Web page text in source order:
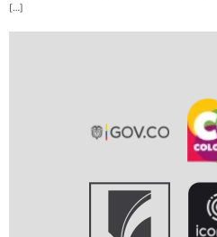
[…]